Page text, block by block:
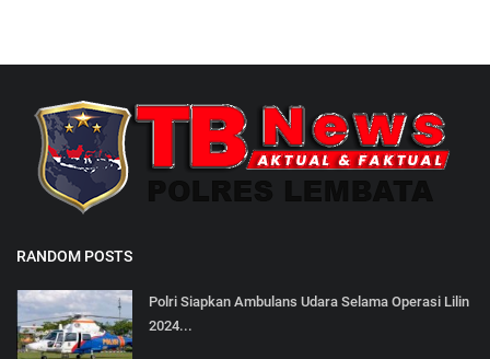
RANDOM POSTS
Polri Siapkan Ambulans Udara Selama Operasi Lilin
2024...